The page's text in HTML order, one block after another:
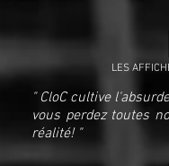
LES
" CloC cultive
vous perdez toutes
réalité! "